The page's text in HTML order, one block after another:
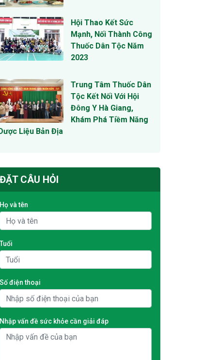
Hội Thao Kết Sức
Mạnh, Nối Thành Công
Thuốc Dân Tộc Năm
2023
Trung Tâm Thuốc Dân
Tộc Kết Nối Với Hội
Đông Y Hà Giang,
Khám Phá Tiềm Năng
Dược Liệu Bản Địa
ĐẶT CÂU HỎI
Họ và tên
Tuổi
Số điện thoại
Nhập vấn đề sức khỏe cần giải đáp